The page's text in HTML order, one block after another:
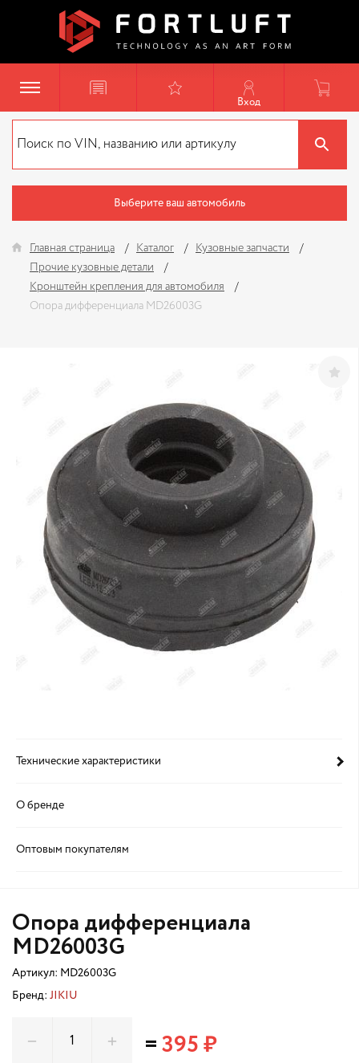
Вход
Выберите ваш автомобиль
Главная страница Каталог
Кузовные запчасти
Прочие кузовные детали
Кронштейн крепления для автомобиля
Опора дифференциала MD26003G
Технические характеристики
О бренде
Оптовым покупателям
Опора дифференциала
MD26003G
Артикул: MD26003G
Бренд: JIKIU
=395 ₽